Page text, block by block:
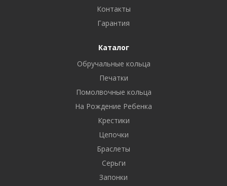
Контакты
Гарантия
Каталог
Обручальные кольца
Печатки
Помолвочные кольца
На Рождение Ребенка
Крестики
Цепочки
Браслеты
Серьги
Запонки